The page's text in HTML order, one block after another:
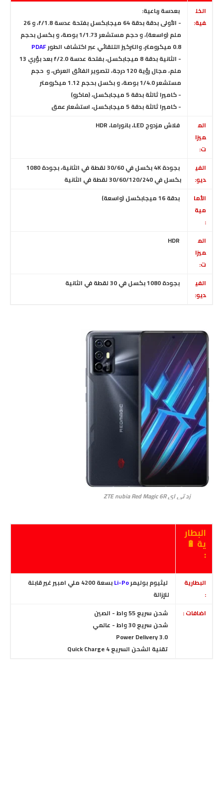
الخل
فية:
بعدسة رباعية:
- الأولى بدقة بدقة 64 ميجابكسل بفتحة عدسة f/1.8، و 26
ملم (واسعة)،
و حجم مستشعر 1/1.73 بوصة، و بكسل بحجم
0.8 ميكرومتر، والتركيز التلقائي عبر اكتشاف الطور
PDAF
- الثانية بدقة 8 ميجابكسل، بفتحة عدسة f/2.0 بعد بؤري 13
ملم، مجال رؤية 120 درجة،
لتصوير الفائق العرض،و حجم
مستشعر 1/4.0 بوصة، و بكسل بحجم 1.12 ميكرومتر
- كاميرا ثالثة بدقة 5 ميجابكسل، (ماكرو)
- كاميرا ثالثة بدقة 5 ميجابكسل، استشعار عمق
الم
ميزا
ت:
فلاش مزدوج LED، بانوراما، HDR
الفي
ديو:
بجودة 4K بكسل في 30/60 لقطة في الثانية، بجودة 1080
بكسل في 30/60/120/240 لقطة في الثانية
الأما
مية
:
بدقة 16 ميجابكسل (واسعة)
الم
ميزا
ت:
HDR
الفي
ديو:
بجودة 1080 بكسل في 30 لقطة في الثانية
زد تي اي ZTE nubia Red Magic 6R
البطار
ية 🔋
:
البطارية
:
ليثيوم بوليمرLi-Po
بسعة 4200 ملي امبير غير قابلة
للإزالة
اضافات :
شحن سريع 55 واط - الصين
شحن سريع 30 واط - عالمي
Power Delivery 3.0
تقنية الشحن السريع Quick Charge 4